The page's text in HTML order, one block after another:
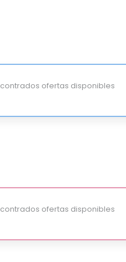
ofertas disponibles
ofertas disponibles